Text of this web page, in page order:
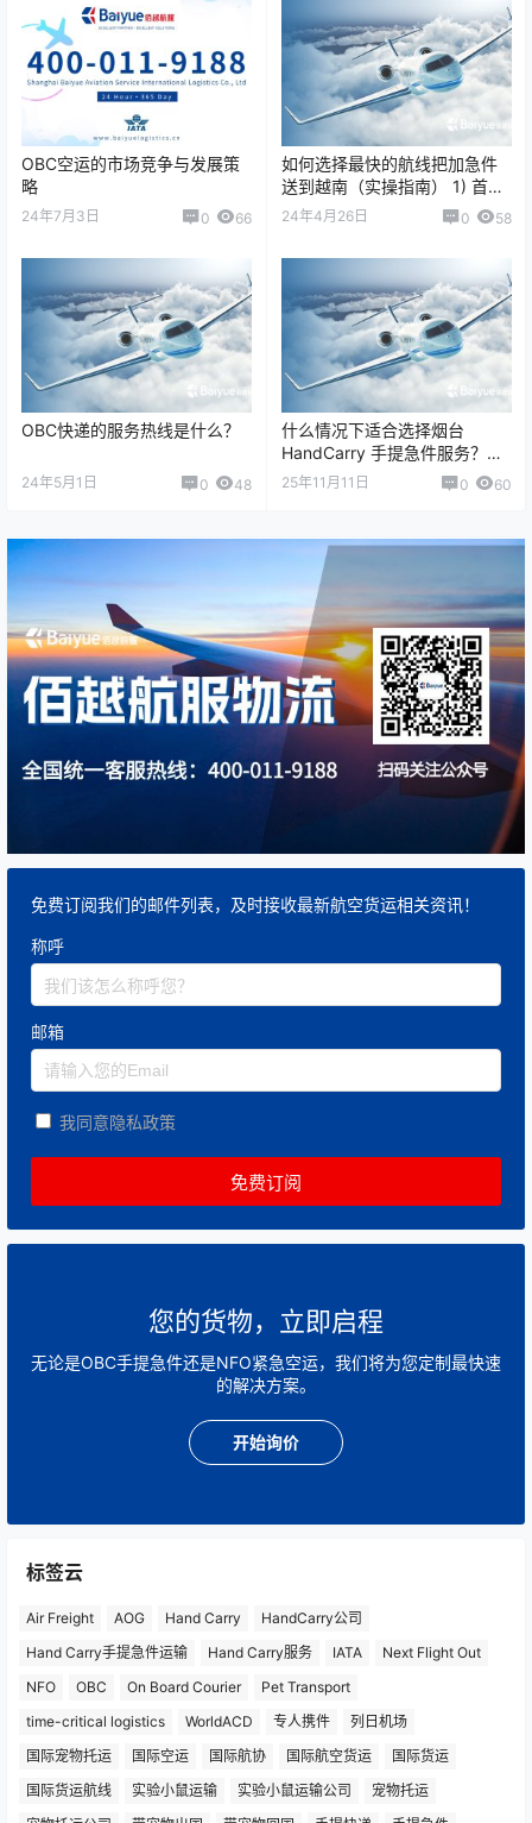
OBC空运的市场竞争与发展策
略
24年7月3日 0 66
如何选择最快的航线把加急件
送到越南（实操指南） 1) 首要
原则（目标） 最短门到门时间
（不是单看飞行时间，而是整
体耗时包…
24年4月26日 0 58
OBC快递的服务热线是什么？
24年5月1日 0 48
什么情况下适合选择烟台
HandCarry 手提急件服务？
——当时效与安全都至关重要
25年11月11日 0 60
免费订阅我们的邮件列表，及时接收最新航空货运相关资讯！
称呼
邮箱
我同意隐私政策
您的货物，立即启程
无论是OBC手提急件还是NFO紧急空运，我们将为您定制最快速
的解决方案。
开始询价
标签云
Air Freight AOG Hand Carry
HandCarry公司
Hand Carry手提急件运输
Hand Carry服务 IATA
Next Flight Out
NFO
OBC On Board Courier
Pet Transport
time-critical logistics
WorldACD 专人携件
列日机场
国际宠物托运
国际空运 国际航协 国际航空货运
国际货运
国际货运航线
实验小鼠运输 实验小鼠运输公司
宠物托运